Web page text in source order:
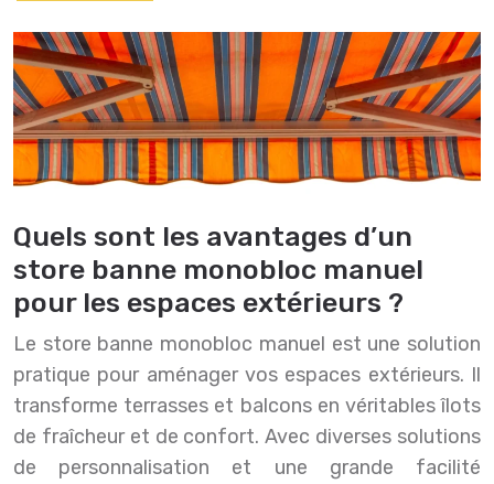
Quels sont les avantages d’un
store banne monobloc manuel
pour les espaces extérieurs ?
Le store banne monobloc manuel est une solution
pratique pour aménager vos espaces extérieurs. Il
transforme terrasses et balcons en véritables îlots
de fraîcheur et de confort. Avec diverses solutions
de personnalisation et une grande facilité